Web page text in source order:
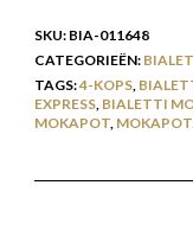
SKU: BIA-011648
CATEGORIEËN:
TAGS:4-KOPS,
EXPRESS, BIALETTI
MOKAPOT,